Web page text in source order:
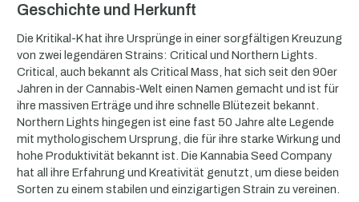
Geschichte und Herkunft
Die Kritikal-K hat ihre Ursprünge in einer sorgfältigen Kreuzung
von zwei legendären Strains: Critical und Northern Lights.
Critical, auch bekannt als Critical Mass, hat sich seit den 90er
Jahren in der Cannabis-Welt einen Namen gemacht und ist für
ihre massiven Erträge und ihre schnelle Blütezeit bekannt.
Northern Lights hingegen ist eine fast 50 Jahre alte Legende
mit mythologischem Ursprung, die für ihre starke Wirkung und
hohe Produktivität bekannt ist. Die Kannabia Seed Company
hat all ihre Erfahrung und Kreativität genutzt, um diese beiden
Sorten zu einem stabilen und einzigartigen Strain zu vereinen.